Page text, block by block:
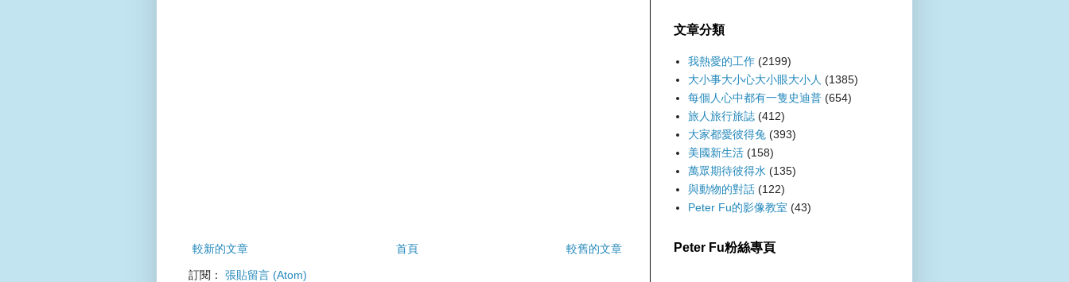
較新的文章 較舊的文章
首頁
訂閱： 張貼留言 (Atom)
文章分類
我熱愛的工作 (2199)
大小事大小心大小眼大小人 (1385)
每個人心中都有一隻史迪普 (654)
旅人旅行旅誌 (412)
大家都愛彼得兔 (393)
美國新生活 (158)
萬眾期待彼得水 (135)
與動物的對話 (122)
Peter Fu的影像教室 (43)
Peter Fu粉絲專頁